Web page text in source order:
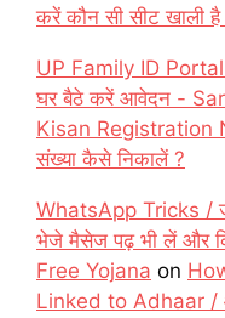
करें कौन सी सीट खाली है
UP Family ID Portal /
घर बैठे करें आवेदन -
Kisan Registration
संख्या कैसे निकालें ?
WhatsApp Tricks /
भेजे मैसेज पढ़ भी लें और
Free Yojana on
Linked to Adhaar /